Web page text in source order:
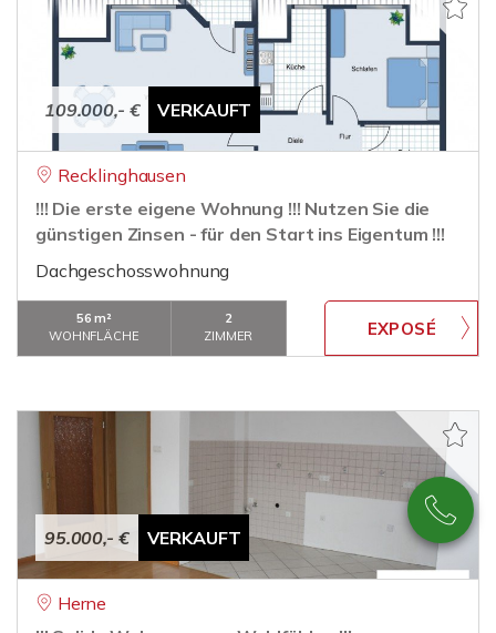
109.000,- € VERKAUFT
Recklinghausen
!!! Die erste eigene Wohnung !!! Nutzen Sie die
günstigen Zinsen - für den Start ins Eigentum !!!
Dachgeschosswohnung
56 m²
WOHNFLÄCHE
2
ZIMMER
95.000,- € VERKAUFT
Herne